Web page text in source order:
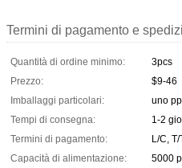
Termini di pagamento e
Quantità di ordine minimo:
3pcs
Prezzo:
$9-46
Imballaggi particolari:
uno
Tempi di consegna:
1-2
Termini di pagamento:
L/C,
Capacità di alimentazione:
5000